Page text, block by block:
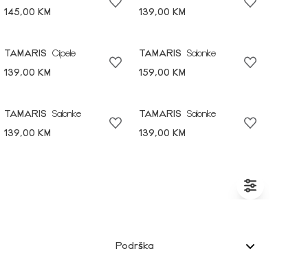
145,00 KM
139,00 KM
TAMARIS
Cipele
139,00 KM
TAMARIS
Salonke
159,00 KM
TAMARIS
Salonke
139,00 KM
TAMARIS
Salonke
139,00 KM
Podrška